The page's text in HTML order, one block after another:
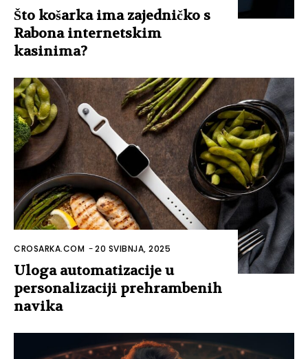
Što košarka ima zajedničko s
Rabona internetskim
kasinima?
CROSARKA.COM -20 SVIBNJA, 2025
Uloga automatizacije u
personalizaciji prehrambenih
navika